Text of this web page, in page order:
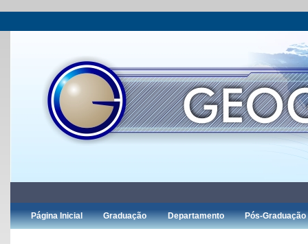
Página Inicial Graduação Departamento Pós-Graduação